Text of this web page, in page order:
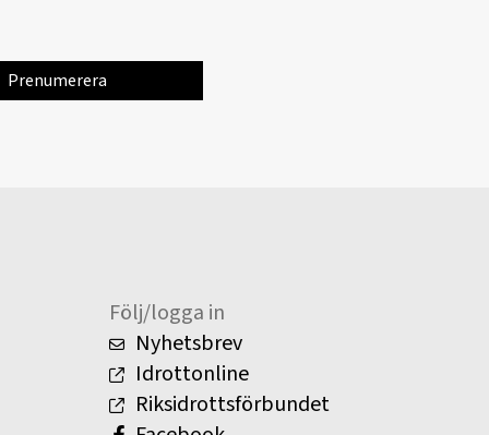
Följ/logga in
Nyhetsbrev
Idrottonline
Riksidrottsförbundet